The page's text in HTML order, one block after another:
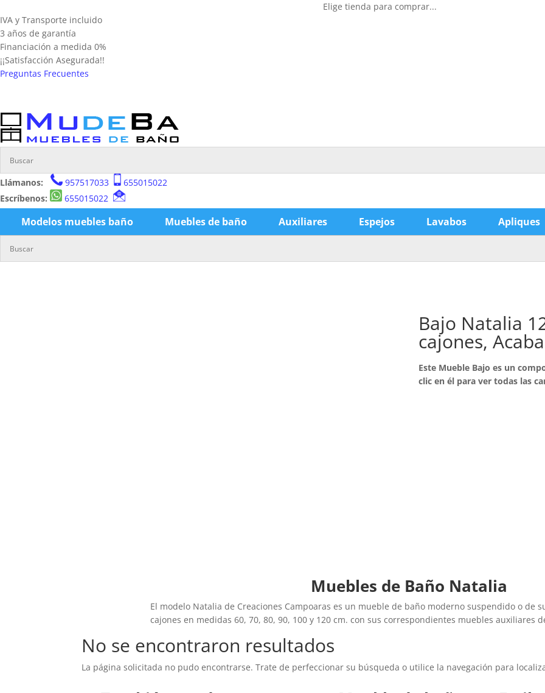
Elige tienda para comprar...
IVA y Transporte incluido
3 años de garantía
Financiación a medida 0%
¡¡Satisfacción Asegurada!!
Preguntas Frecuentes
Llámanos: 957517033
655015022
Escríbenos:
655015022
Modelos muebles baño Muebles de baño Auxiliares Espejos Lavabos Apliques
Bajo Natalia
cajones,
Este Mueble Bajo es un
clic en él para ver todas las
Muebles de Baño Natalia
El modelo Natalia de Creaciones Campoaras es un mueble de baño moderno suspendido o de
cajones en medidas 60, 70, 80, 90, 100 y 120 cm. con sus correspondientes muebles auxiliares
No se encontraron resultados
La página solicitada no pudo encontrarse. Trate de perfeccionar su búsqueda o utilice la navegación para